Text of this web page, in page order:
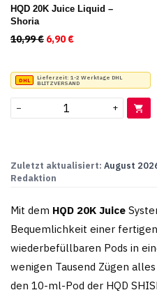
HQD 20K Juice Liquid –
Shoria
10,99€ Ursprünglicher Preis
6,90€ Aktueller Preis
Lieferzeit: 1-2 Werktage DHL
BLITZVERSAND
− +
Zuletzt aktualisiert: August
Redaktion
Mit dem HQD 20K Juice
Bequemlichkeit einer
wiederbefüllbaren Pods in
wenigen Tausend Zügen
den 10-ml-Pod der HQD